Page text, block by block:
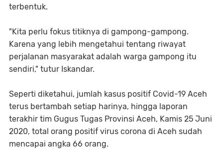
terbentuk.
"Kita perlu fokus titiknya di gampong-gampong.
Karena yang lebih mengetahui tentang riwayat
perjalanan masyarakat adalah warga gampong itu
sendiri," tutur Iskandar.
Seperti diketahui, jumlah kasus positif Covid-19 Aceh
terus bertambah setiap harinya, hingga laporan
terakhir tim Gugus Tugas Provinsi Aceh, Kamis 25 Juni
2020, total orang positif virus corona di Aceh sudah
mencapai angka 66 orang.